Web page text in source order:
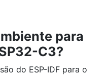
para
C3?
do ESP-IDF para o